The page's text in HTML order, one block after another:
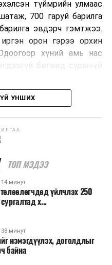
түймрийн улмаас
700 гаруй барилга
эвдэрч гэмтжээ.
орон гэрээ орхин
хүний амь нас
бөгөөд сураггүй
нэг голомтыг
эрүүгийн хэрэг үүсгэн
тогтоож байгаа бөгөөд
байгаа аж.
90 гаруй томоохон ой,
байгаагийн
Вашингтон мужид
байгууллагууд ойрын
дахин огцом
төлөвтэй байгааг
УНШИХ
ТОП МЭДЭЭ
14 минут
үйлчлэх 250
х...
38 минут
нэмэгдүүлэх, доголдлыг
байна